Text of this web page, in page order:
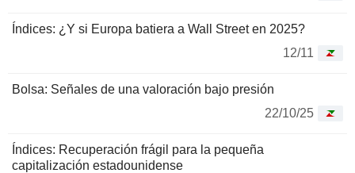
Índices: ¿Y si Europa batiera a Wall Street en 2025?
12/11
Bolsa: Señales de una valoración bajo presión
22/10/25
Índices: Recuperación frágil para la pequeña
capitalización estadounidense